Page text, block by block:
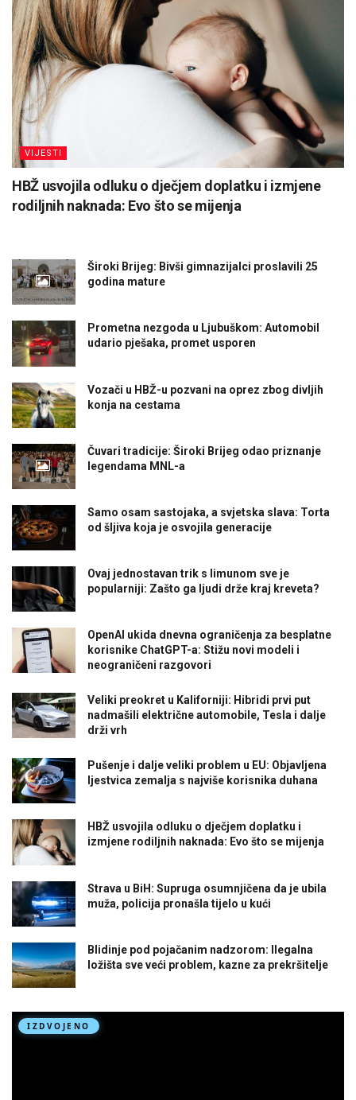
VIJESTI
HBŽ usvojila odluku o dječjem doplatku i izmjene
rodiljnih naknada: Evo što se mijenja
Široki Brijeg: Bivši gimnazijalci proslavili 25
godina mature
Prometna nezgoda u Ljubuškom: Automobil
udario pješaka, promet usporen
Vozači u HBŽ-u pozvani na oprez zbog divljih
konja na cestama
Čuvari tradicije: Široki Brijeg odao priznanje
legendama MNL-a
Samo osam sastojaka, a svjetska slava: Torta
od šljiva koja je osvojila generacije
Ovaj jednostavan trik s limunom sve je
popularniji: Zašto ga ljudi drže kraj kreveta?
OpenAI ukida dnevna ograničenja za besplatne
korisnike ChatGPT-a: Stižu novi modeli i
neograničeni razgovori
Veliki preokret u Kaliforniji: Hibridi prvi put
nadmašili električne automobile, Tesla i dalje
drži vrh
Pušenje i dalje veliki problem u EU: Objavljena
ljestvica zemalja s najviše korisnika duhana
HBŽ usvojila odluku o dječjem doplatku i
izmjene rodiljnih naknada: Evo što se mijenja
Strava u BiH: Supruga osumnjičena da je ubila
muža, policija pronašla tijelo u kući
Blidinje pod pojačanim nadzorom: Ilegalna
ložišta sve veći problem, kazne za prekršitelje